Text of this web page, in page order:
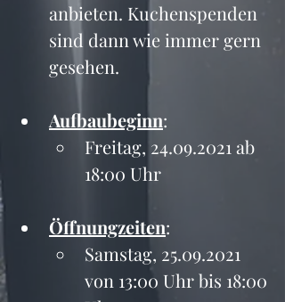
anbieten. Kuchenspenden
sind dann wie immer gern
gesehen.
Aufbaubeginn:
Freitag, 24.09.2021 ab
18:00 Uhr
Öffnungzeiten:
Samstag, 25.09.2021
von 13:00 Uhr bis 18:00